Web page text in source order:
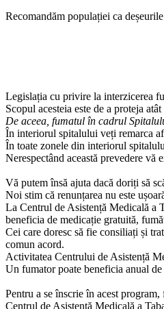
Recomandăm populației ca
Legislația cu privire la interzicerea
Scopul acesteia este de a proteja
De aceea, fumatul în cadrul
În interiorul spitalului veți remarca
În toate zonele din interiorul
Nerespectând această prevedere
Vă putem însă ajuta dacă doriți să
Noi stim că renunțarea nu este
La Centrul de Asistență Medicală a
beneficia de medicație gratuită,
Cei care doresc să fie consiliați și
comun acord.
Activitatea Centrului de Asistență
Un fumator poate beneficia anual
Pentru a se înscrie în acest
Centrul de Asistență Medicală a